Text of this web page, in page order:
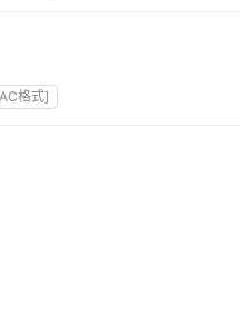
典,坏习惯的暧昧终化为缠绵,把
绵把单调的作息当一场双人排练
格式]